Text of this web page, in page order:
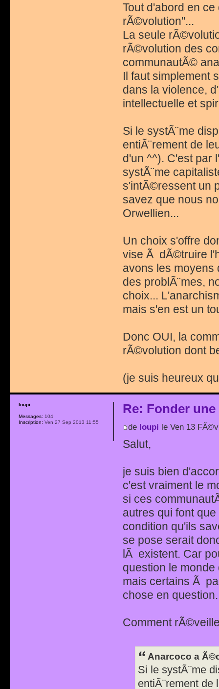
Tout d'abord en
rÃ©volution"...
La seule
rÃ©volution des
communautÃ©
Il faut simplement
dans la violence,
intellectuelle et
Si le systÃ¨me
entiÃ¨rement de
d'un ^^). C'est par
systÃ¨me
s'intÃ©ressent un
savez que nous
Orwellien...
Un choix s'offre
vise Ã dÃ©truire
avons les moyens
des problÃ¨mes,
choix...
mais s'en est un
Donc OUI, la
rÃ©volution dont
(je suis heureux
Re: Fonder
de loupi le Ven 13
Salut,
je suis bien
c'est vraiment le
si ces
autres qui font
condition qu'ils
se pose serait
lÃ existent. Car
question le
mais certains Ã
chose en question.
Comment
Anarcoco a
Si le systÃ¨me
entiÃ¨rement
loupi
Messages: 104
Inscription: Ven 27 Sep 2013 11:55